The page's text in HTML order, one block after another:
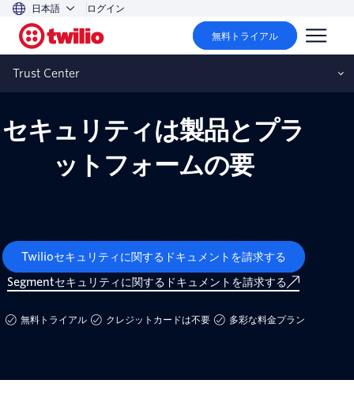
日本語 ログイン
無料トライアル
Trust Center
セキュリティは製品とプラ
ットフォームの要
Twilioセキュリティに関するドキュメントを請求する
Segmentセキュリティに関するドキュメントを請求する
無料トライアル クレジットカードは不要 多彩な料金プラン